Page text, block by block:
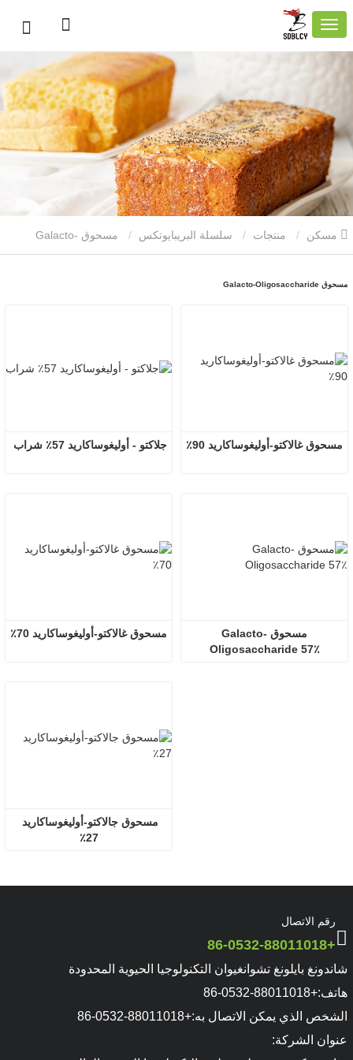
منتجات سلسلة البريبايوتكس مسحوق Galacto-
مسحوق Galacto-Oligosaccharide
جلاكتو - أوليغوساكاريد 57٪ شراب مسحوق غالاكتو-أوليغوساكاريد 90٪
مسحوق غالاكتو-أوليغوساكاريد 70٪
مسحوق Galacto-
Oligosaccharide 57٪
27٪
رقم الاتصال
+86-0532-88011018
شاندونغ بايلونغ تشوانغيوان التكنولوجيا الحيوية المحدودة
هاتف:+86-0532-88011018
الشخص الذي يمكن الاتصال به:+86-0532-88011018
عنوان الشركة: